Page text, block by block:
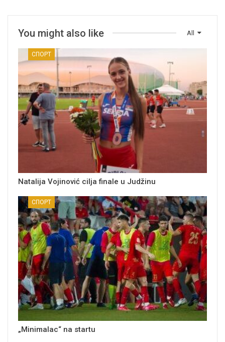
All
You might also like
СПОРТ
Natalija Vojinović cilja finale u Judžinu
СПОРТ
„Minimalac“ na startu